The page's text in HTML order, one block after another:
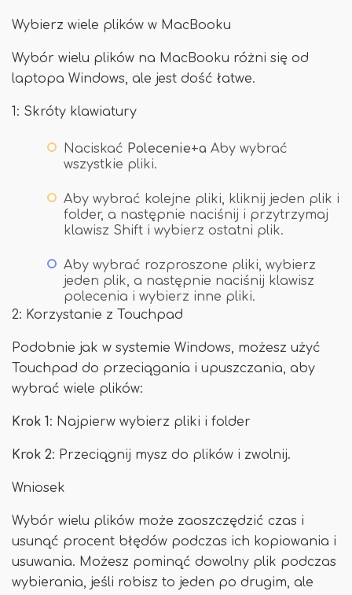
Wybierz wiele plików w MacBooku
Wybór wielu plików na MacBooku różni się od
laptopa Windows, ale jest dość łatwe.
1: Skróty klawiatury
Naciskać Polecenie+a Aby wybrać
wszystkie pliki.
Aby wybrać kolejne pliki, kliknij jeden plik i
folder, a następnie naciśnij i przytrzymaj
klawisz Shift i wybierz ostatni plik.
Aby wybrać rozproszone pliki, wybierz
jeden plik, a następnie naciśnij klawisz
polecenia i wybierz inne pliki.
2: Korzystanie z Touchpad
Podobnie jak w systemie Windows, możesz użyć
Touchpad do przeciągania i upuszczania, aby
wybrać wiele plików:
Krok 1: Najpierw wybierz pliki i folder
Krok 2: Przeciągnij mysz do plików i zwolnij.
Wniosek
Wybór wielu plików może zaoszczędzić czas i
usunąć procent błędów podczas ich kopiowania i
usuwania. Możesz pominąć dowolny plik podczas
wybierania, jeśli robisz to jeden po drugim, ale